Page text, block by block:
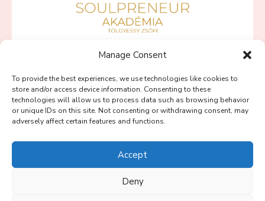
Manage Consent
To provide the best experiences, we use technologies like cookies to
store and/or access device information. Consenting to these
technologies will allow us to process data such as browsing behavior
or unique IDs on this site. Not consenting or withdrawing consent, may
adversely affect certain features and functions.
Accept
Deny
PINK LOTUS PROGRAM
BLOG
RÓLAM
KAPCSOLAT